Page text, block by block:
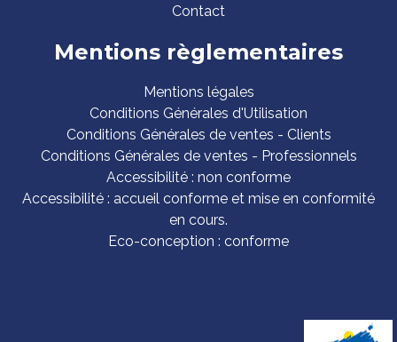
Contact
Mentions règlementaires
Mentions légales
Conditions Générales d'Utilisation
Conditions Générales de ventes - Clients
Conditions Générales de ventes - Professionnels
Accessibilité : non conforme
Accessibilité : accueil conforme et mise en conformité
en cours.
Eco-conception : conforme